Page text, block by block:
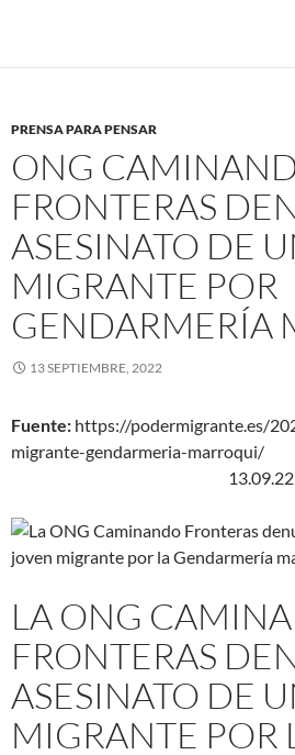
PRENSA PARA PENSAR
ONG
FRONTERAS
ASESINATO DE
MIGRANTE POR
GENDARMERÍA
13 SEPTIEMBRE, 2022
Fuente: https://podermigrante.es/
migrante-gendarmeria-marroqui/
13.09.22
LA ONG
FRONTERAS
ASESINATO DE
MIGRANTE POR